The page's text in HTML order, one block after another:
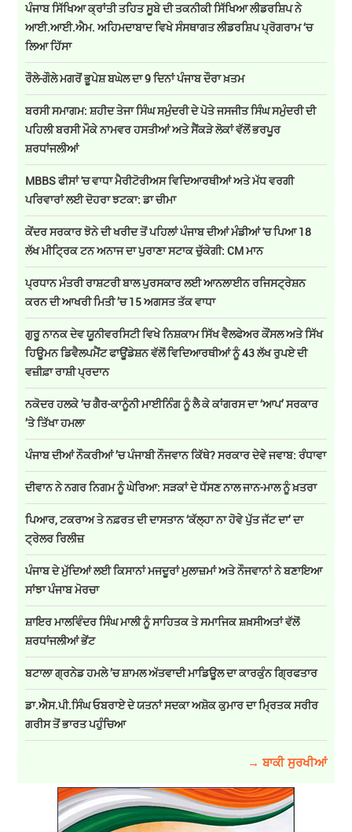
ਪੰਜਾਬ ਸਿੱਖਿਆ ਕ੍ਰਾਂਤੀ ਤਹਿਤ ਸੂਬੇ ਦੀ ਤਕਨੀਕੀ ਸਿੱਖਿਆ ਲੀਡਰਸ਼ਿਪ ਨੇ
ਆਈ.ਆਈ.ਐਮ. ਅਹਿਮਦਾਬਾਦ ਵਿਖੇ ਸੰਸਥਾਗਤ ਲੀਡਰਸ਼ਿਪ ਪ੍ਰੋਗਰਾਮ ‘ਚ
ਲਿਆ ਹਿੱਸਾ
ਰੌਲੇ-ਗੌਲੇ ਮਗਰੋਂ ਭੂਪੇਸ਼ ਬਘੇਲ ਦਾ 9 ਦਿਨਾਂ ਪੰਜਾਬ ਦੌਰਾ ਖ਼ਤਮ
ਬਰਸੀ ਸਮਾਗਮ: ਸ਼ਹੀਦ ਤੇਜਾ ਸਿੰਘ ਸਮੁੰਦਰੀ ਦੇ ਪੋਤੇ ਜਸਜੀਤ ਸਿੰਘ ਸਮੁੰਦਰੀ ਦੀ
ਪਹਿਲੀ ਬਰਸੀ ਮੌਕੇ ਨਾਮਵਰ ਹਸਤੀਆਂ ਅਤੇ ਸੈਂਕੜੇ ਲੋਕਾਂ ਵੱਲੋਂ ਭਰਪੂਰ
ਸ਼ਰਧਾਂਜਲੀਆਂ
MBBS ਫੀਸਾਂ 'ਚ ਵਾਧਾ ਮੈਰੀਟੋਰੀਅਸ ਵਿਦਿਆਰਥੀਆਂ ਅਤੇ ਮੱਧ ਵਰਗੀ
ਪਰਿਵਾਰਾਂ ਲਈ ਦੋਹਰਾ ਝਟਕਾ: ਡਾ ਚੀਮਾ
ਕੇਂਦਰ ਸਰਕਾਰ ਝੋਨੇ ਦੀ ਖਰੀਦ ਤੋਂ ਪਹਿਲਾਂ ਪੰਜਾਬ ਦੀਆਂ ਮੰਡੀਆਂ 'ਚ ਪਿਆ 18
ਲੱਖ ਮੀਟ੍ਰਿਕ ਟਨ ਅਨਾਜ ਦਾ ਪੁਰਾਣਾ ਸਟਾਕ ਚੁੱਕੇਗੀ: CM ਮਾਨ
ਪ੍ਰਧਾਨ ਮੰਤਰੀ ਰਾਸ਼ਟਰੀ ਬਾਲ ਪੁਰਸਕਾਰ ਲਈ ਆਨਲਾਈਨ ਰਜਿਸਟ੍ਰੇਸ਼ਨ
ਕਰਨ ਦੀ ਆਖਰੀ ਮਿਤੀ ’ਚ 15 ਅਗਸਤ ਤੱਕ ਵਾਧਾ
ਗੁਰੂ ਨਾਨਕ ਦੇਵ ਯੂਨੀਵਰਸਿਟੀ ਵਿਖੇ ਨਿਸ਼ਕਾਮ ਸਿੱਖ ਵੈਲਫੇਅਰ ਕੌਂਸਲ ਅਤੇ ਸਿੱਖ
ਹਿਊਮਨ ਡਿਵੈਲਪਮੈਂਟ ਫਾਊਂਡੇਸ਼ਨ ਵੱਲੋਂ ਵਿਦਿਆਰਥੀਆਂ ਨੂੰ 43 ਲੱਖ ਰੁਪਏ ਦੀ
ਵਜ਼ੀਫ਼ਾ ਰਾਸ਼ੀ ਪ੍ਰਦਾਨ
ਨਕੋਦਰ ਹਲਕੇ ’ਚ ਗੈਰ-ਕਾਨੂੰਨੀ ਮਾਈਨਿੰਗ ਨੂੰ ਲੈ ਕੇ ਕਾਂਗਰਸ ਦਾ ‘ਆਪ’ ਸਰਕਾਰ
’ਤੇ ਤਿੱਖਾ ਹਮਲਾ
ਪੰਜਾਬ ਦੀਆਂ ਨੌਕਰੀਆਂ ’ਚ ਪੰਜਾਬੀ ਨੌਜਵਾਨ ਕਿੱਥੇ? ਸਰਕਾਰ ਦੇਵੇ ਜਵਾਬ: ਰੰਧਾਵਾ
ਦੀਵਾਨ ਨੇ ਨਗਰ ਨਿਗਮ ਨੂੰ ਘੇਰਿਆ: ਸੜਕਾਂ ਦੇ ਧੱਸਣ ਨਾਲ ਜਾਨ-ਮਾਲ ਨੂੰ ਖ਼ਤਰਾ
ਪਿਆਰ, ਟਕਰਾਅ ਤੇ ਨਫ਼ਰਤ ਦੀ ਦਾਸਤਾਨ ‘ਕੱਲ੍ਹਾ ਨਾ ਹੋਵੇ ਪੁੱਤ ਜੱਟ ਦਾ’ ਦਾ
ਟ੍ਰੇਲਰ ਰਿਲੀਜ਼
ਪੰਜਾਬ ਦੇ ਮੁੱਦਿਆਂ ਲਈ ਕਿਸਾਨਾਂ ਮਜਦੂਰਾਂ ਮੁਲਾਜ਼ਮਾਂ ਅਤੇ ਨੌਜਵਾਨਾਂ ਨੇ ਬਣਾਇਆ
ਸਾਂਝਾ ਪੰਜਾਬ ਮੋਰਚਾ
ਸ਼ਾਇਰ ਮਾਲਵਿੰਦਰ ਸਿੰਘ ਮਾਲੀ ਨੂੰ ਸਾਹਿਤਕ ਤੇ ਸਮਾਜਿਕ ਸ਼ਖ਼ਸੀਅਤਾਂ ਵੱਲੋਂ
ਸ਼ਰਧਾਂਜਲੀਆਂ ਭੇਂਟ
ਬਟਾਲਾ ਗ੍ਰਨੇਡ ਹਮਲੇ ’ਚ ਸ਼ਾਮਲ ਅੱਤਵਾਦੀ ਮਾਡਿਊਲ ਦਾ ਕਾਰਕੁੰਨ ਗ੍ਰਿਫਤਾਰ
ਡਾ.ਐਸ.ਪੀ.ਸਿੰਘ ਓਬਰਾਏ ਦੇ ਯਤਨਾਂ ਸਦਕਾ ਅਸ਼ੋਕ ਕੁਮਾਰ ਦਾ ਮ੍ਰਿਤਕ ਸਰੀਰ
ਗਰੀਸ ਤੋਂ ਭਾਰਤ ਪਹੁੰਚਿਆ
→ ਬਾਕੀ ਸੁਰਖੀਆਂ